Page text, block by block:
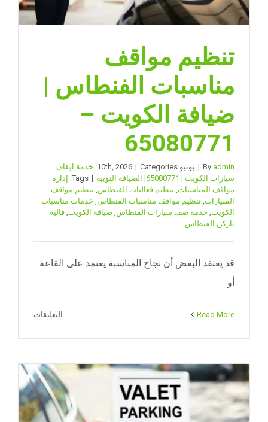
تنظيم مواقف
مناسبات الفنطاس |
ضيافة الكويت –
65080771
By admin
| يونيو 10th, 2026 | Categories:
خدمة ايقاف
سيارات الكويت | 65080771| الضيافة النوبية
|
Tags:
إدارة
مواقف المناسبات تنظيم فعاليات الفنطاس تنظيم مواقف
السيارات تنظيم مواقف مناسبات الفنطاس خدمات مناسبات
الكويت خدمة صف سيارات الفنطاس ضيافة الكويت فاليه
باركن الفنطاس
قد يعتقد البعض أن نجاح المناسبة يعتمد على القاعة
أو
Read More التعليقات
الفنطاس
|
ضيافة